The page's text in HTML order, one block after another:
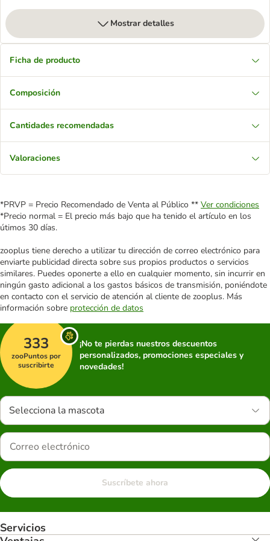
Mostrar detalles
Ficha de producto
Composición
Cantidades recomendadas
Valoraciones
*PRVP = Precio Recomendado de Venta al Público ** Ver condiciones
*Precio normal = El precio más bajo que ha tenido el artículo en los
útimos 30 días.
zooplus tiene derecho a utilizar tu dirección de correo electrónico para
enviarte publicidad directa sobre sus propios productos o servicios
similares. Puedes oponerte a ello en cualquier momento, sin incurrir en
ningún gasto adicional a los gastos básicos de transmisión, poniéndote
en contacto con el servicio de atención al cliente de zooplus. Más
información sobre protección de datos
333
zooPuntos por
suscribirte
¡No te pierdas nuestros descuentos
personalizados, promociones especiales y
novedades!
Selecciona la mascota
Suscríbete ahora
Servicios